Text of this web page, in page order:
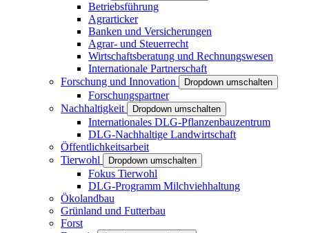
Betriebsführung
Agrarticker
Banken und Versicherungen
Agrar- und Steuerrecht
Wirtschaftsberatung und Rechnungswesen
Internationale Partnerschaft
Forschung und Innovation
Dropdown umschalten
Forschungspartner
Nachhaltigkeit
Dropdown umschalten
Internationales DLG-Pflanzenbauzentrum
DLG-Nachhaltige Landwirtschaft
Öffentlichkeitsarbeit
Tierwohl
Dropdown umschalten
Fokus Tierwohl
DLG-Programm Milchviehhaltung
Ökolandbau
Grünland und Futterbau
Forst